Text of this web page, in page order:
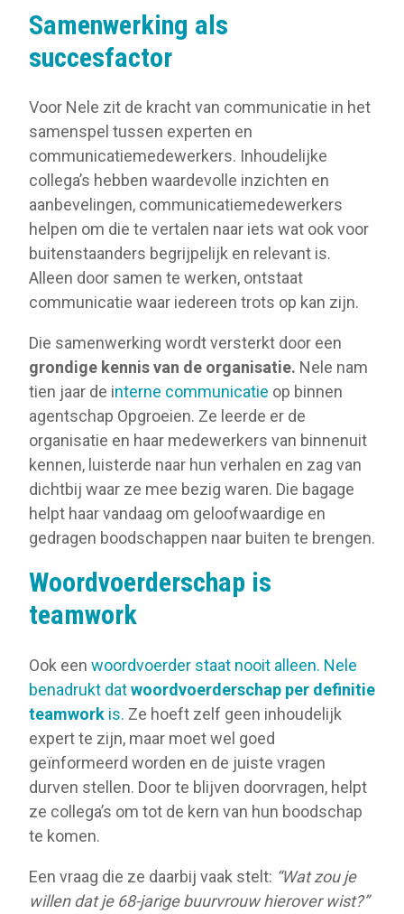
Samenwerking als
succesfactor
Voor Nele zit de kracht van communicatie in het
samenspel tussen experten en
communicatiemedewerkers. Inhoudelijke
collega’s hebben waardevolle inzichten en
aanbevelingen, communicatiemedewerkers
helpen om die te vertalen naar iets wat ook voor
buitenstaanders begrijpelijk en relevant is.
Alleen door samen te werken, ontstaat
communicatie waar iedereen trots op kan zijn.
Die samenwerking wordt versterkt door een
grondige kennis van de organisatie. Nele nam
tien jaar de interne communicatie op binnen
agentschap Opgroeien. Ze leerde er de
organisatie en haar medewerkers van binnenuit
kennen, luisterde naar hun verhalen en zag van
dichtbij waar ze mee bezig waren. Die bagage
helpt haar vandaag om geloofwaardige en
gedragen boodschappen naar buiten te brengen.
Woordvoerderschap is
teamwork
Ook een woordvoerder staat nooit alleen. Nele
benadrukt datwoordvoerderschap per definitie
teamwork is. Ze hoeft zelf geen inhoudelijk
expert te zijn, maar moet wel goed
geïnformeerd worden en de juiste vragen
durven stellen. Door te blijven doorvragen, helpt
ze collega’s om tot de kern van hun boodschap
te komen.
Een vraag die ze daarbij vaak stelt: “Wat zou je
willen dat je 68-jarige buurvrouw hierover wist?”